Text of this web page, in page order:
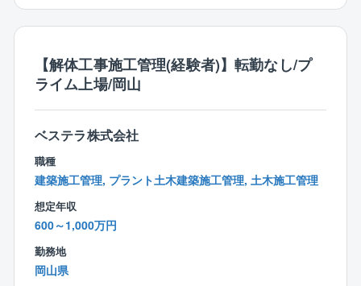
■働きやすさ
⇒2017年に上場したため勤怠管理も徹底しており、残
い」「建造中、後の品質管理やフォローがない」「作
成書類が少ない」といった事情から、トラブルや事務
また、工期も1～3カ月ほどの短いものが多く、夜勤
もありません。会社としても定年まで働いて頂ける環
境を目指しており、所得補償保険など福利厚生も充実
※ご家庭の事情で働き方や出張範囲に相談がある場合
は、それを踏まえて選考可能です。ぜひ積極的にご応
募ください。
■所定労働は7時間20分で18～19時帰宅
■土日祝休み
■年間休日125日
のため離職率が5％程と大変働きやすい環境です。
【やりがい】
⇒解体では区画ごとではなく、1つの工事を丸ごと請負
うほか、解体工法に決まりはありません。そのため、
事例を参考にしつつも、どのように工事を進めるか0か
ら考えたり、自身の意見が反映されやすかったりと自
また、大手プラントメーカーからの元受け工事が多
く、対象建築物も大小/種類様々。脱炭素の要求が進む
【解体工事施工管理(経験者)】転勤なし/プ
ライム上場/岡山
ベステラ株式会社
職種
建築施工管理, プラント土木建築施工管理, 土木施工管理
想定年収
600～1,000万円
勤務地
岡山県